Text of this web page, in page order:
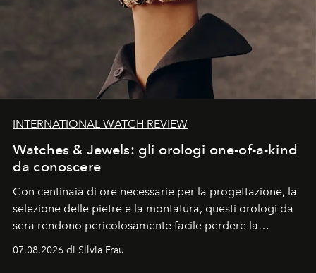
INTERNATIONAL WATCH REVIEW
Watches & Jewels: gli orologi one-of-a-kind
da conoscere
Con centinaia di ore necessarie per la progettazione, la
selezione delle pietre e la montatura, questi orologi da
sera rendono pericolosamente facile perdere la
07.08.2026 di Silvia Frau